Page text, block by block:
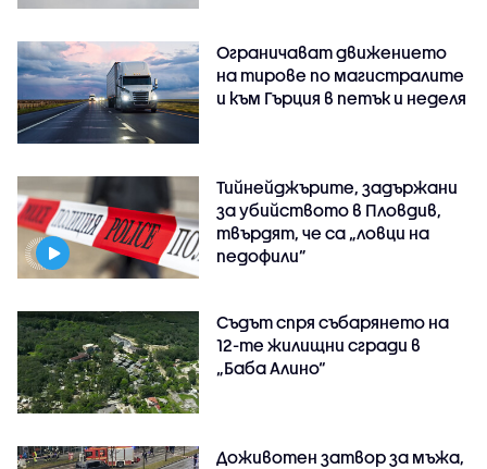
Ограничават движението
на тирове по магистралите
и към Гърция в петък и неделя
Тийнейджърите, задържани
за убийството в Пловдив,
твърдят, че са „ловци на
педофили”
Съдът спря събарянето на
12-те жилищни сгради в
„Баба Алино“
Доживотен затвор за мъжа,